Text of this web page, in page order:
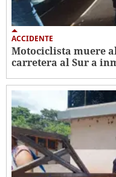
ACCIDENTE
Motociclista muere
carretera al Sur a